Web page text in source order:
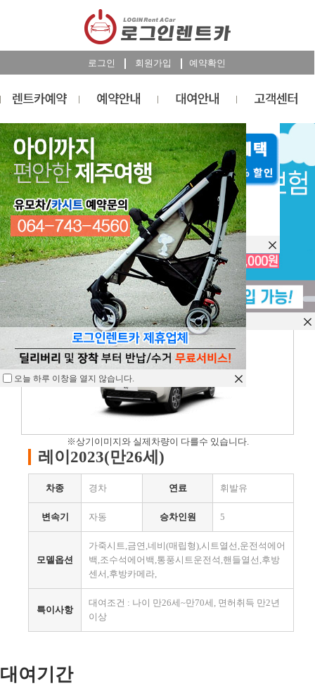
로그인 회원가입 예약확인
렌트카예약
RESERVATION
렌트카 예약하기
※상기이미지와 실제차량이 다를수 있습니다.
레이2023(만26세)
차종 경차 연료 휘발유
변속기 자동 승차인원 5
모델옵션
가죽시트,금연,네비(매립형),시트열선,운전석에어
백,조수석에어백,통풍시트운전석,핸들열선,후방
센서,후방카메라,
특이사항
대여조건 : 나이 만26세~만70세, 면허취득 만2년
이상
대여기간
오늘 하루 이창을 열지 않습니다.
오늘 하루 이창을 열지 않습니다.
오늘 하루 이창을 열지 않습니다.
오늘 하루 이창을 열지 않습니다.